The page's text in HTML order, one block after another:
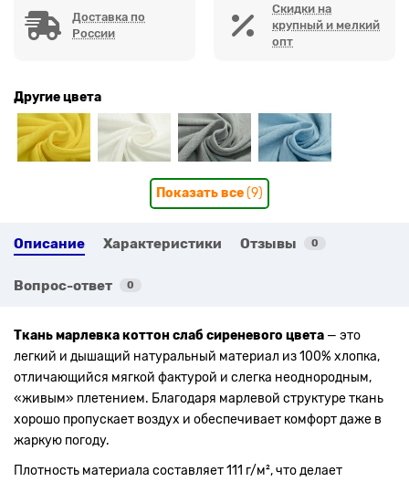
Доставка по
России
Скидки на
крупный и мелкий
опт
Другие цвета
Показать все(9)
Описание Характеристики Отзывы 0
Вопрос-ответ 0
Ткань марлевка коттон слаб сиреневого цвета — это
легкий и дышащий натуральный материал из 100% хлопка,
отличающийся мягкой фактурой и слегка неоднородным,
«живым» плетением. Благодаря марлевой структуре ткань
хорошо пропускает воздух и обеспечивает комфорт даже в
жаркую погоду.
Плотность материала составляет 111 г/м², что делает